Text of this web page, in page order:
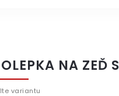
NA ZEĎ
variantu